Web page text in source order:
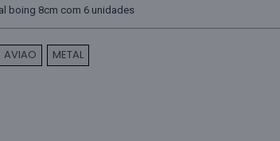
boing 8cm com 6 unidades
AVIAO METAL